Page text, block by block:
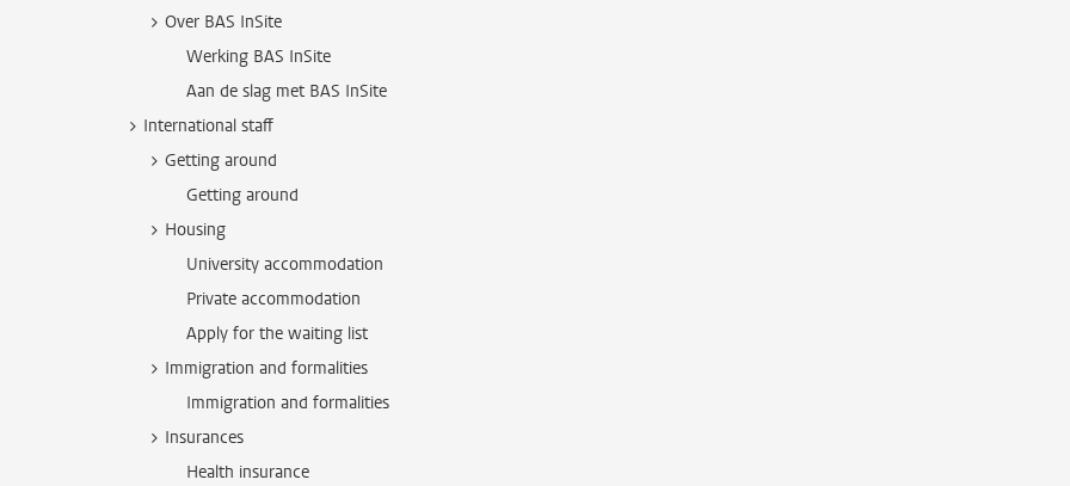
Over BAS InSite
Werking BAS InSite
Aan de slag met BAS InSite
International staff
Getting around
Getting around
Housing
University accommodation
Private accommodation
Apply for the waiting list
Immigration and formalities
Immigration and formalities
Insurances
Health insurance